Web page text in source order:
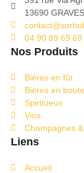
13690
04 90 89 69 69
Nos Produits
Bières en fût
Bières en
Spiritueux
Vins
Champagnes
Liens
Accueil